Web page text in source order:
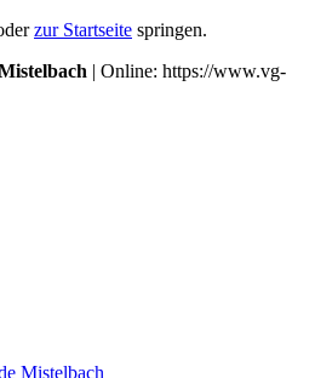
zur Startseite springen.
| Online: https://www.vg-